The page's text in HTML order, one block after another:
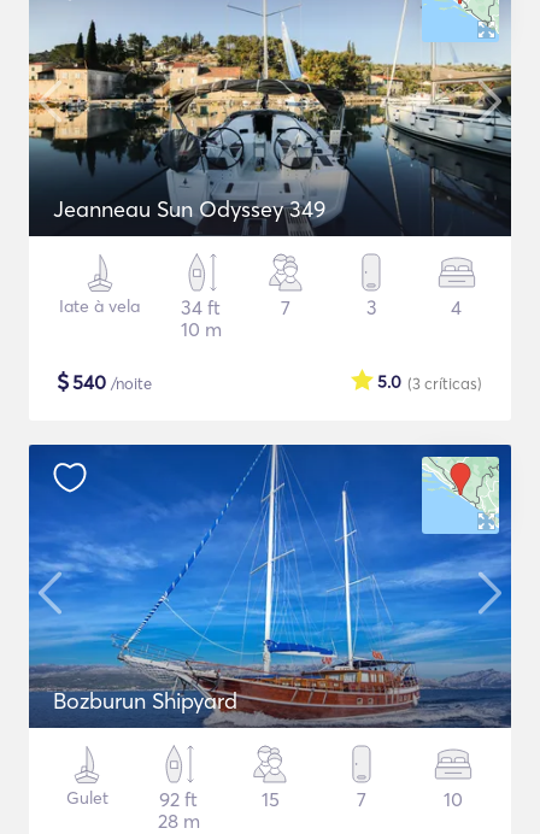
Jeanneau Sun Odyssey 349
Iate à vela
34 ft
10 m
7 3 4
$540 /noite (3críticas)
5.0
Bozburun Shipyard
Gulet
92 ft
28 m
15 7 10